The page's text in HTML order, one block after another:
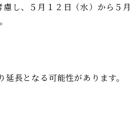
し、５月１２日（水）から５月
長となる可能性があります。